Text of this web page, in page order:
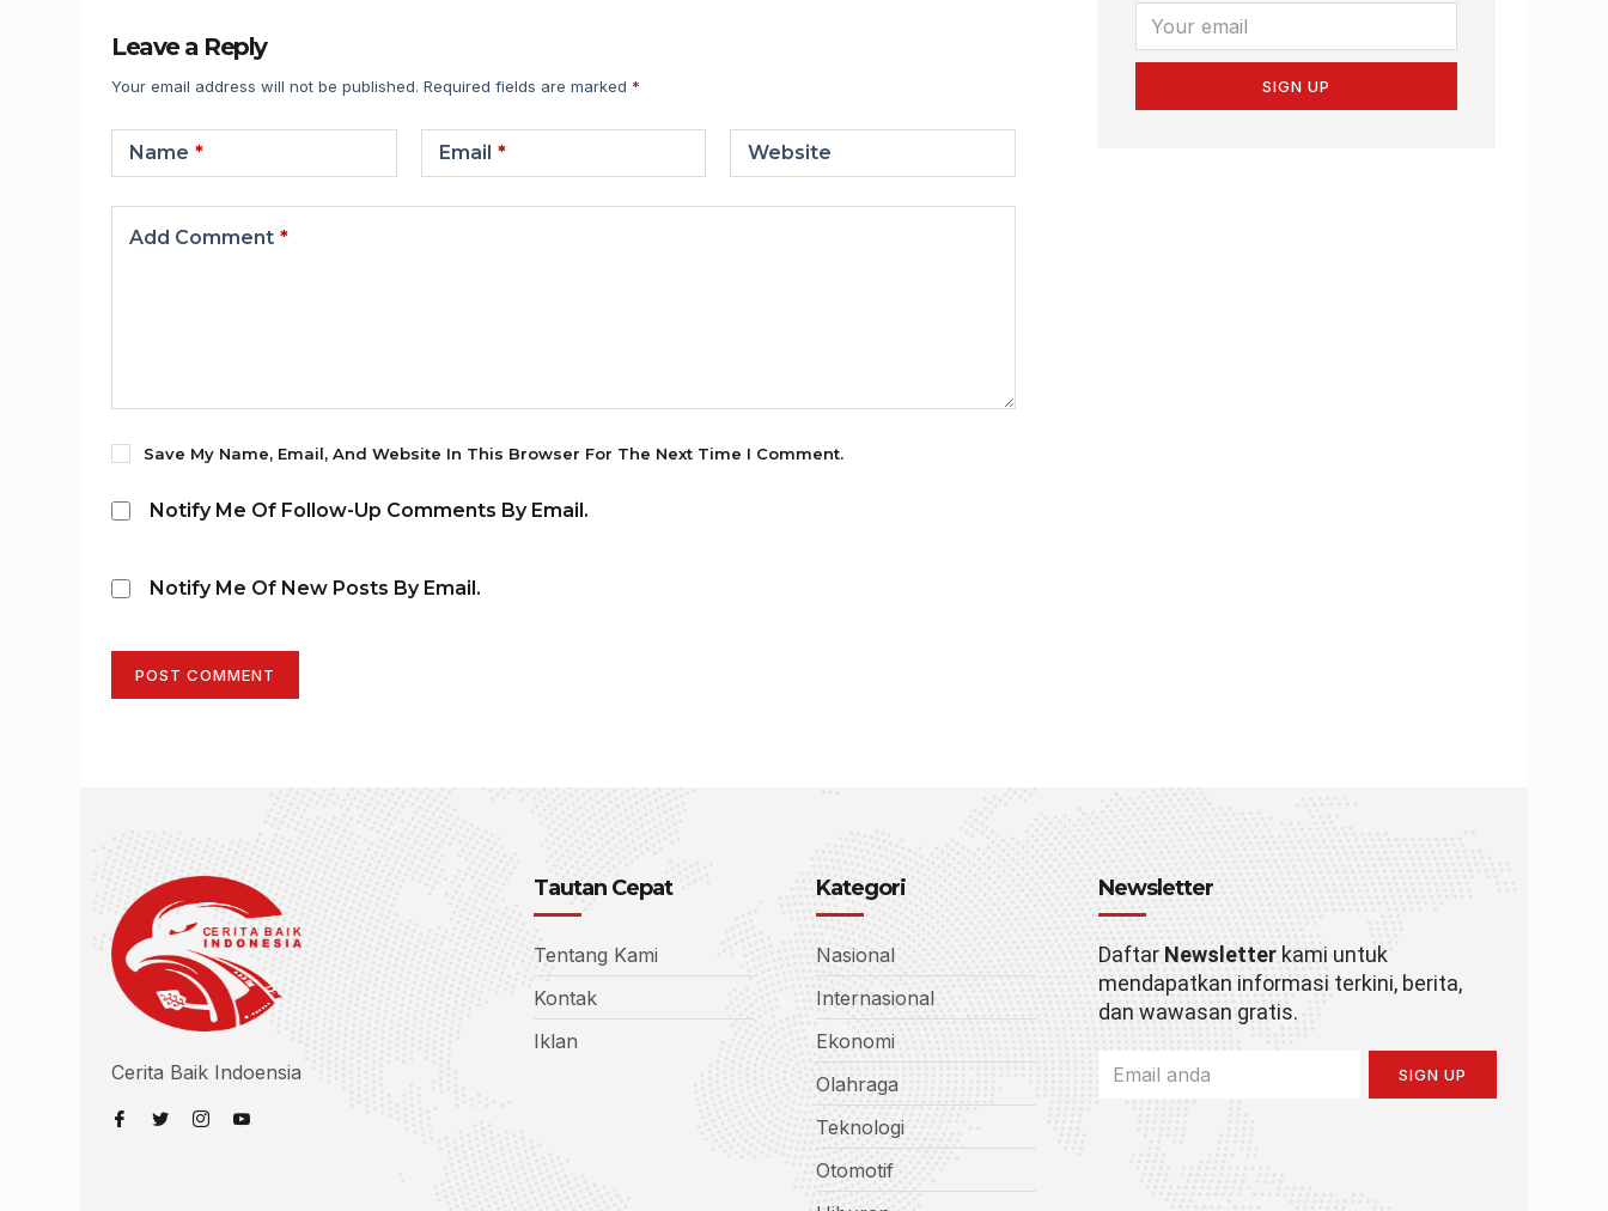
Leave a Reply
Your email address will not be published. Required fields are marked *
Name * Email * Website
Add Comment *
Save My Name, Email, And Website In This Browser For The Next Time I Comment.
Notify Me Of Follow-Up Comments By Email.
Notify Me Of New Posts By Email.
POST COMMENT
SIGN UP
Cerita Baik Indoensia
Tautan Cepat
Tentang Kami
Kontak
Iklan
Kategori
Nasional
Internasional
Ekonomi
Olahraga
Teknologi
Otomotif
Newsletter
Daftar Newsletterkami untuk
mendapatkan informasi terkini, berita,
dan wawasan gratis.
SIGN UP